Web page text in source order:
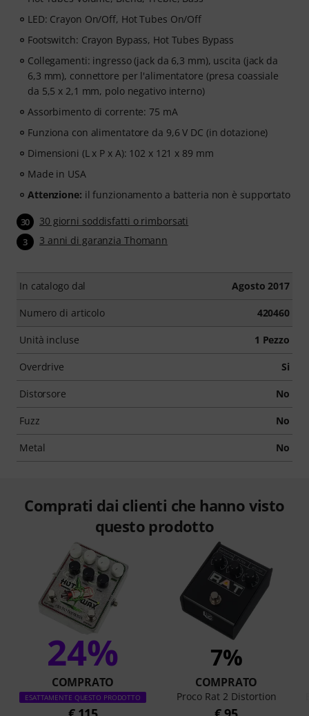
LED: Crayon On/Off, Hot Tubes On/Off
Footswitch: Crayon Bypass, Hot Tubes Bypass
Collegamenti: ingresso (jack da 6,3 mm), uscita (jack da
6,3 mm), connettore per l'alimentatore (presa coassiale
da 5,5 x 2,1 mm, polo negativo interno)
Assorbimento di corrente: 75 mA
Funziona con alimentatore da 9,6 V DC (in dotazione)
Dimensioni (L x P x A): 102 x 121 x 89 mm
Made in USA
Attenzione: il funzionamento a batteria non è supportato
30 30 giorni soddisfatti o rimborsati
3 3 anni di garanzia Thomann
In catalogo dal Agosto 2017
Numero di articolo 420460
Unità incluse 1 Pezzo
Overdrive Si
Distorsore No
Fuzz No
Metal No
Comprati dai clienti che hanno visto
questo prodotto
24%
COMPRATO
ESATTAMENTE QUESTO PRODOTTO
7%
COMPRATO
Proco Rat 2 Distortion